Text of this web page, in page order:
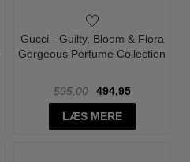
Gucci - Guilty, Bloom & Flora
Gorgeous Perfume Collection
595,00
494,95
LÆS MERE